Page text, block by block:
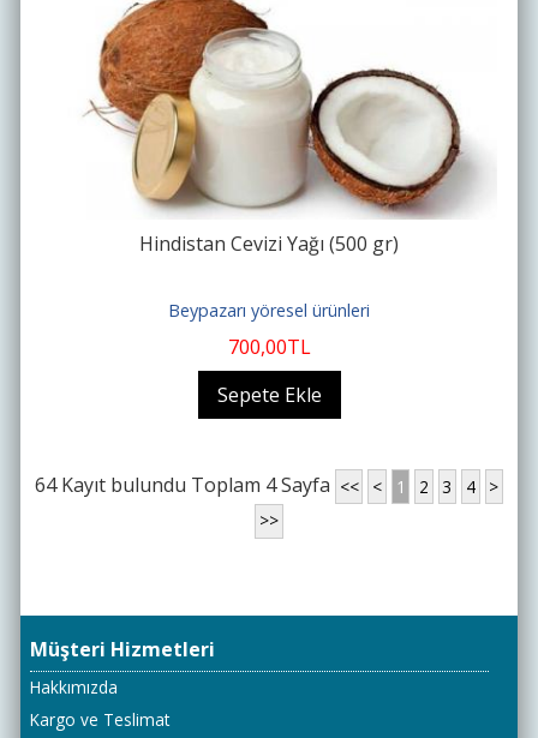
Hindistan Cevizi Yağı (500 gr)
Beypazarı yöresel ürünleri
700,00TL
Sepete Ekle
64 Kayıt bulundu Toplam 4 Sayfa << < 1 2 3 4
>
>>
Müşteri Hizmetleri
Hakkımızda
Kargo ve Teslimat